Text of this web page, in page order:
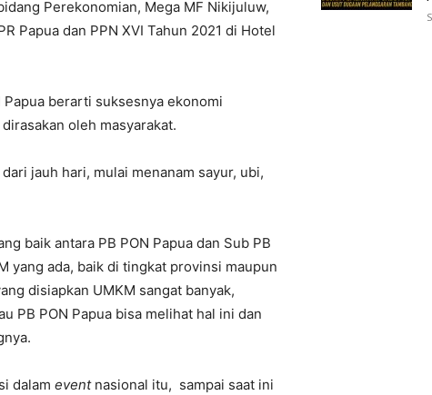
Perekonomian, Mega MF Nikijuluw,
Papua dan PPN XVI Tahun 2021 di Hotel
berarti suksesnya ekonomi
oleh masyarakat.
jauh hari, mulai menanam sayur, ubi,
baik antara PB PON Papua dan Sub PB
yang ada, baik di tingkat provinsi maupun
disiapkan UMKM sangat banyak,
PB PON Papua bisa melihat hal ini dan
dalam eventnasional itu, sampai saat ini